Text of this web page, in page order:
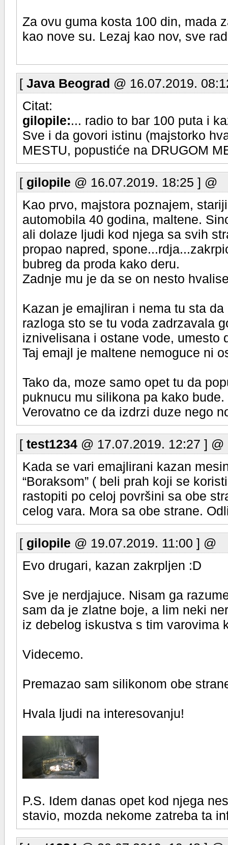
Za ovu guma kosta 100 din, mada
kao nove su. Lezaj kao nov, sve
[ Java Beograd @ 16.07.2019.
Citat:
gilopile:... radio to bar 100 puta i
Sve i da govori istinu (majstorko
MESTU, popustiće na DRUGOM
[ gilopile @ 16.07.2019. 18:25 ] @
Kao prvo, majstora poznajem,
automobila 40 godina, maltene.
ali dolaze ljudi kod njega sa svih
propao napred,
bubreg da proda kako deru.
Zadnje mu je da se on nesto
Kazan je emajliran i nema tu sta
razloga sto se tu voda zadrzavala
iznivelisana i ostane vode, umesto
Taj emajl je maltene nemoguce ni
Tako da, moze samo opet tu da
puknucu mu silikona pa kako bude.
Verovatno ce da izdrzi duze nego
[ test1234 @ 17.07.2019. 12:27 ] @
Kada se vari emajlirani kazan
“Boraksom” ( beli prah koji se
rastopiti po celoj površini sa obe
celog vara. Mora sa obe strane.
[ gilopile @ 19.07.2019. 11:00 ] @
Evo drugari, kazan zakrpljen :D
Sve je nerdjajuce. Nisam ga
sam da je zlatne boje, a lim neki
iz debelog iskustva s tim varovima
Videcemo.
Premazao sam silikonom obe
Hvala ljudi na interesovanju!
P.S. Idem danas opet kod njega
stavio, mozda nekome zatreba ta